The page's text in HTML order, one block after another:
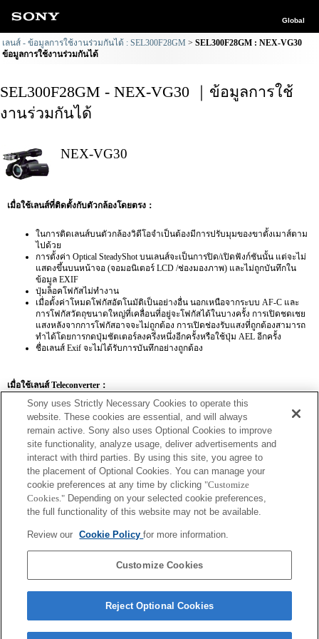
Global
เลนส์ - ข้อมูลการใช้งานร่วมกันได้ : SEL300F28GM
SEL300F28GM : NEX-VG30
ข้อมูลการใช้งานร่วมกันได้
SEL300F28GM - NEX-VG30 ｜ข้อมูลการใช้
งานร่วมกันได้
NEX-VG30
เมื่อใช้เลนส์ที่ติดตั้งกับตัวกล้องโดยตรง：
ในการติดเลนส์บนตัวกล้องวิดีโอจำเป็นต้องมีการปรับมุมของขาตั้งเมาส์ตาม
ไปด้วย
การตั้งค่า Optical SteadyShot บนเลนส์จะเป็นการปิด/เปิดฟังก์ชันนั้น แต่จะไม่
แสดงขึ้นบนหน้าจอ (จอมอนิเตอร์ LCD /ช่องมองภาพ) และไม่ถูกบันทึกใน
ข้อมูล EXIF
ปุ่มล็อคโฟกัสไม่ทำงาน
เมื่อตั้งค่าโหมดโฟกัสอัตโนมัติเป็นอย่างอื่น นอกเหนือจากระบบ AF-C และ
การโฟกัสวัตถุขนาดใหญ่ที่เคลื่อนที่อยู่จะโฟกัสได้ในบางครั้ง การเปิดชดเชย
แสงหลังจากการโฟกัสอาจจะไม่ถูกต้อง การเปิดช่องรับแสงที่ถูกต้องสามารถ
ทำได้โดยการกดปุ่มชัตเตอร์ลงครึ่งหนึ่งอีกครั้งหรือใช้ปุ่ม AEL อีกครั้ง
ชื่อเลนส์ Exif จะไม่ได้รับการบันทึกอย่างถูกต้อง
เมื่อใช้เลนส์ Teleconverter：
SEL14TC SEL20TC
SEL14TC
ความยาวโฟกัสและรูรับแสงสูงสุดสำหรับชื่อเลนส์ Exif จะถูกแสดงในรายการ
ด้วยค่าอัตราขยาย อย่างไรก็ตาม เมื่อค่ารูรับแสงคูณด้วยกำลังขยายเท่ากับ 10
Sony uses Strictly Necessary Cookies to operate this
website. These cookies are essential, and will always
remain active. Sony also uses Optional Cookies to improve
site functionality, analyze usage, deliver advertisements and
interact with third parties. By using this site, you agree to
the placement of Optional Cookies. You can manage your
cookie preferences at any time by clicking "Customize
Cookies." Depending on your selected cookie preferences,
the full functionality of this website may not be available.
Review our Cookie Policyfor more information.
Customize Cookies
Reject Optional Cookies